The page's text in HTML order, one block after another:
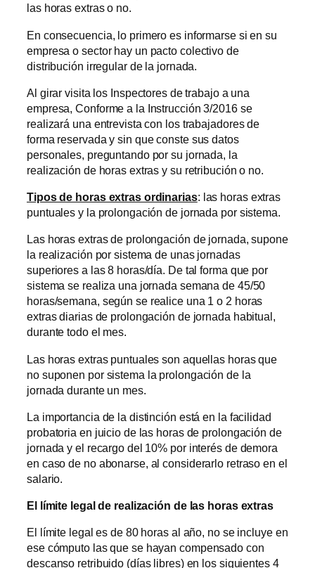
las horas extras o no.
En consecuencia, lo primero es informarse si en su
empresa o sector hay un pacto colectivo de
distribución irregular de la jornada.
Al girar visita los Inspectores de trabajo a una
empresa, Conforme a la Instrucción 3/2016 se
realizará una entrevista con los trabajadores de
forma reservada y sin que conste sus datos
personales, preguntando por su jornada, la
realización de horas extras y su retribución o no.
Tipos de horas extras ordinarias: las horas extras
puntuales y la prolongación de jornada por sistema.
Las horas extras de prolongación de jornada, supone
la realización por sistema de unas jornadas
superiores a las 8 horas/día. De tal forma que por
sistema se realiza una jornada semana de 45/50
horas/semana, según se realice una 1 o 2 horas
extras diarias de prolongación de jornada habitual,
durante todo el mes.
Las horas extras puntuales son aquellas horas que
no suponen por sistema la prolongación de la
jornada durante un mes.
La importancia de la distinción está en la facilidad
probatoria en juicio de las horas de prolongación de
jornada y el recargo del 10% por interés de demora
en caso de no abonarse, al considerarlo retraso en el
salario.
El límite legal de realización de las horas extras
El límite legal es de 80 horas al año, no se incluye en
ese cómputo las que se hayan compensado con
descanso retribuido (días libres) en los siguientes 4